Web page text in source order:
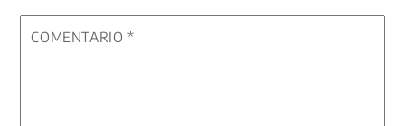
COMENTARIO*